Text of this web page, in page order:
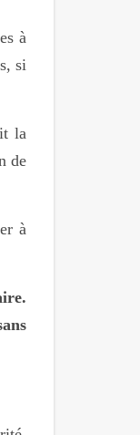
à
si
la
de
à